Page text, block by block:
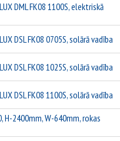
DML FK08 1100S, elektriskā
DSL FK08 0705S, solārā vadība
DSL FK08 1025S, solārā vadība
DSL FK08 1100S, solārā vadība
H-2400mm, W-640mm, rokas